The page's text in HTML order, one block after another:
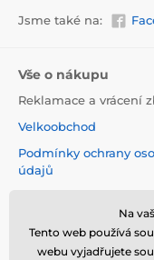
Jsme také na:
Vše o nákupu
Reklamace a vrácení
Velkoobchod
Podmínky ochrany
údajů
cookies
Na
Tento web používá
webu vyjadřujete